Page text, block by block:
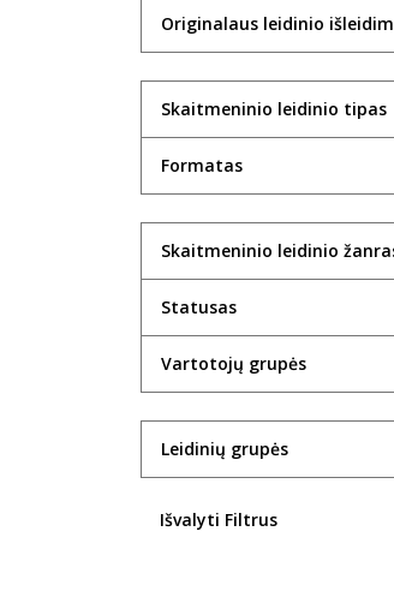
Originalaus leidinio
Skaitmeninio leidinio tipas
Formatas
Skaitmeninio leidinio
Statusas
Vartotojų grupės
Leidinių grupės
Išvalyti Filtrus